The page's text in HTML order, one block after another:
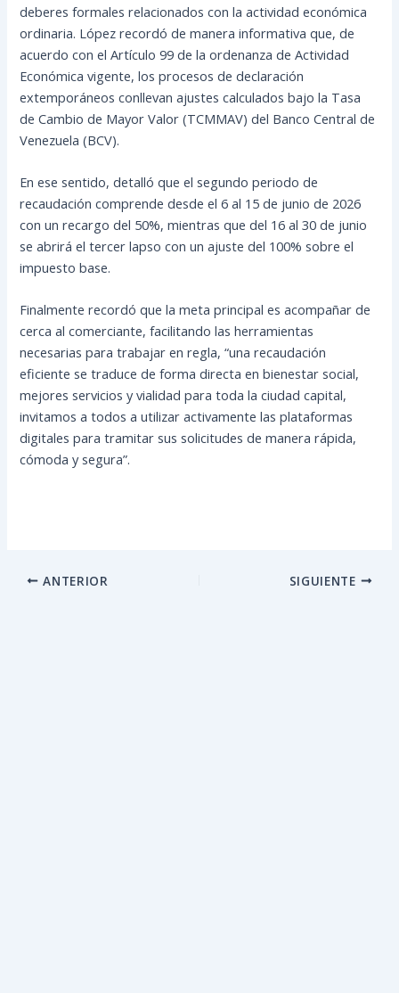
deberes formales relacionados con la actividad económica
ordinaria. López recordó de manera informativa que, de
acuerdo con el Artículo 99 de la ordenanza de Actividad
Económica vigente, los procesos de declaración
extemporáneos conllevan ajustes calculados bajo la Tasa
de Cambio de Mayor Valor (TCMMAV) del Banco Central de
Venezuela (BCV).
En ese sentido, detalló que el segundo periodo de
recaudación comprende desde el 6 al 15 de junio de 2026
con un recargo del 50%, mientras que del 16 al 30 de junio
se abrirá el tercer lapso con un ajuste del 100% sobre el
impuesto base.
Finalmente recordó que la meta principal es acompañar de
cerca al comerciante, facilitando las herramientas
necesarias para trabajar en regla, “una recaudación
eficiente se traduce de forma directa en bienestar social,
mejores servicios y vialidad para toda la ciudad capital,
invitamos a todos a utilizar activamente las plataformas
digitales para tramitar sus solicitudes de manera rápida,
cómoda y segura”.
ANTERIOR SIGUIENTE